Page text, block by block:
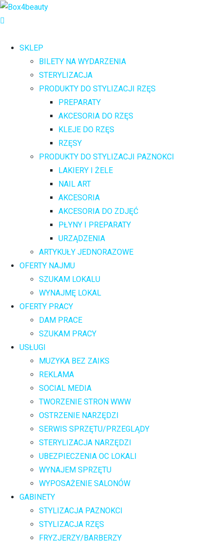
SKLEP
BILETY NA WYDARZENIA
STERYLIZACJA
PRODUKTY DO STYLIZACJI RZĘS
PREPARATY
AKCESORIA DO RZĘS
KLEJE DO RZĘS
RZĘSY
PRODUKTY DO STYLIZACJI PAZNOKCI
LAKIERY I ŻELE
NAIL ART
AKCESORIA
AKCESORIA DO ZDJĘĆ
PŁYNY I PREPARATY
URZĄDZENIA
ARTYKUŁY JEDNORAZOWE
OFERTY NAJMU
SZUKAM LOKALU
WYNAJMĘ LOKAL
OFERTY PRACY
DAM PRACE
SZUKAM PRACY
USŁUGI
MUZYKA BEZ ZAIKS
REKLAMA
SOCIAL MEDIA
TWORZENIE STRON WWW
OSTRZENIE NARZĘDZI
SERWIS SPRZĘTU/PRZEGLĄDY
STERYLIZACJA NARZĘDZI
UBEZPIECZENIA OC LOKALI
WYNAJEM SPRZĘTU
WYPOSAŻENIE SALONÓW
GABINETY
STYLIZACJA PAZNOKCI
STYLIZACJA RZĘS
FRYZJERZY/BARBERZY